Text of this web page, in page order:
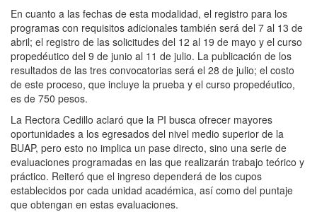
En cuanto a las fechas de esta modalidad, el registro para los
programas con requisitos adicionales también será del 7 al 13 de
abril; el registro de las solicitudes del 12 al 19 de mayo y el curso
propedéutico del 9 de junio al 11 de julio. La publicación de los
resultados de las tres convocatorias será el 28 de julio; el costo
de este proceso, que incluye la prueba y el curso propedéutico,
es de 750 pesos.
La Rectora Cedillo aclaró que la PI busca ofrecer mayores
oportunidades a los egresados del nivel medio superior de la
BUAP, pero esto no implica un pase directo, sino una serie de
evaluaciones programadas en las que realizarán trabajo teórico y
práctico. Reiteró que el ingreso dependerá de los cupos
establecidos por cada unidad académica, así como del puntaje
que obtengan en estas evaluaciones.